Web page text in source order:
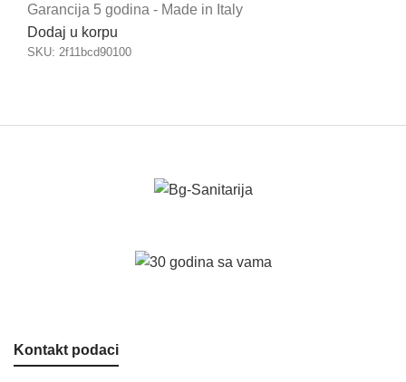
Garancija 5 godina - Made in Italy
Dodaj u korpu
SKU: 2f11bcd90100
Kontakt podaci